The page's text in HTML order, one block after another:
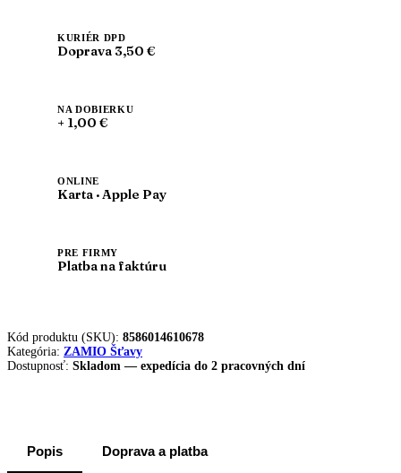
KURIÉR DPD
Doprava 3,50 €
NA DOBIERKU
+ 1,00 €
ONLINE
Karta · Apple Pay
PRE FIRMY
Platba na faktúru
Kód produktu (SKU): 8586014610678
Kategória: ZAMIO Šťavy
Dostupnosť: Skladom — expedícia do 2 pracovných dní
Popis Doprava a platba